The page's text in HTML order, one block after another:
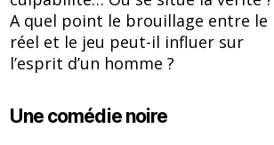
A quel point le brouillage entre le
réel et le jeu peut-il influer sur
l’esprit d’un homme ?
Une comédie noire